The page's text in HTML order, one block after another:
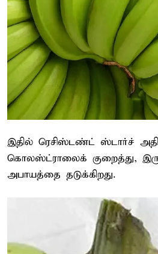
இதில் ரெசிஸ்டண்ட் ஸ்டார்ச்
கொலஸ்ட்ராலைக் குறைத்து,
அபாயத்தை தடுக்கிறது.